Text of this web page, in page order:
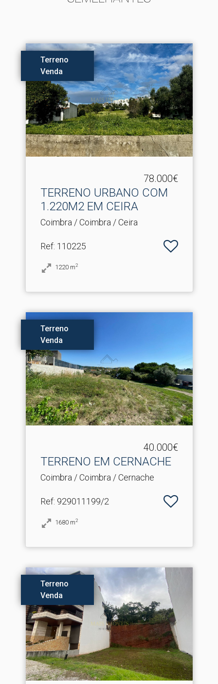
Terreno
Venda
78.000€
TERRENO URBANO COM
1.​220M2 EM CEIRA
Coimbra / Coimbra / Ceira
Ref: 110225
1220 m2
Terreno
Venda
40.000€
TERRENO EM CERNACHE
Coimbra / Coimbra / Cernache
Ref: 929011199/2
1680 m2
Terreno
Venda